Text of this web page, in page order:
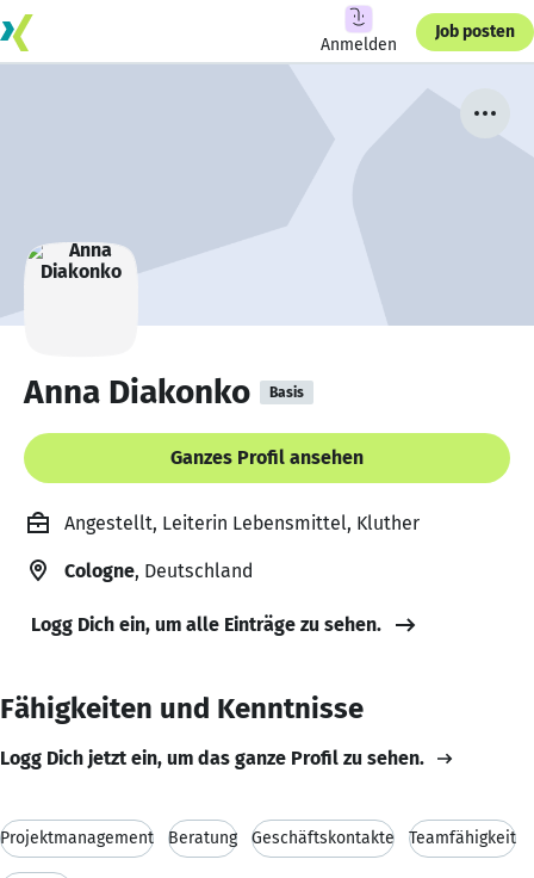
Anmelden
Job posten
Anna Diakonko Basis
Ganzes Profil ansehen
Angestellt, Leiterin Lebensmittel, Kluther
Cologne, Deutschland
Logg Dich ein, um alle Einträge zu sehen.
Fähigkeiten und Kenntnisse
Logg Dich jetzt ein, um das ganze Profil zu sehen.
Projektmanagement Beratung Geschäftskontakte Teamfähigkeit